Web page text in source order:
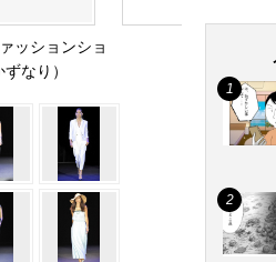
ッションショ
なり）